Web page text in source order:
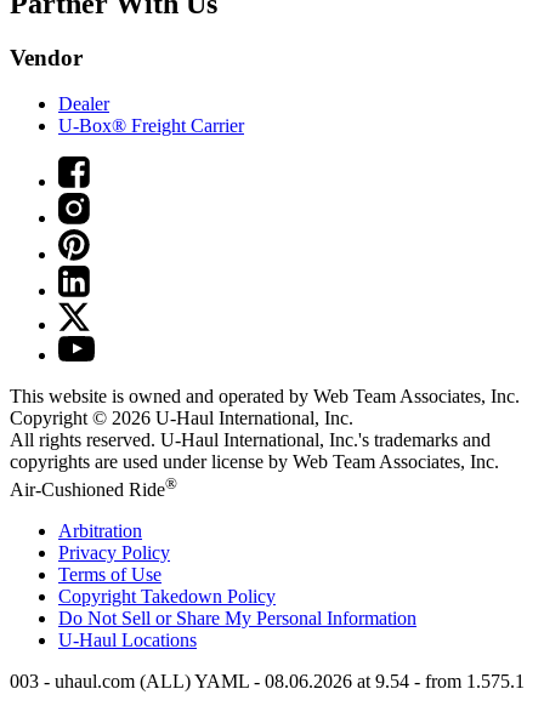
Vendor
Dealer
U-Box® Freight Carrier
This website is owned and operated by Web Team Associates, Inc.
Copyright © 2026 U-Haul International, Inc.
All rights reserved. U-Haul International, Inc.'s trademarks and
copyrights are used under license by Web Team Associates, Inc.
Air-Cushioned Ride®
Arbitration
Privacy Policy
Terms of Use
Copyright Takedown Policy
Do Not Sell or Share My Personal Information
U-Haul Locations
003 - uhaul.com (ALL) YAML - 08.06.2026 at 9.54 - from 1.575.1